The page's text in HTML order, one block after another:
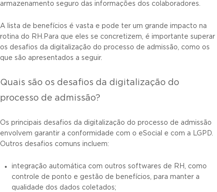
armazenamento seguro das informações dos colaboradores.
A lista de benefícios é vasta e pode ter um grande impacto na
rotina do RH.Para que eles se concretizem, é importante superar
os desafios da digitalização do processo de admissão, como os
que são apresentados a seguir.
Quais são os desafios da digitalização do
processo de admissão?
Os principais desafios da digitalização do processo de admissão
envolvem garantir a conformidade com o eSocial e com a LGPD.
Outros desafios comuns incluem:
integração automática com outros softwares de RH, como
controle de ponto e gestão de benefícios, para manter a
qualidade dos dados coletados;